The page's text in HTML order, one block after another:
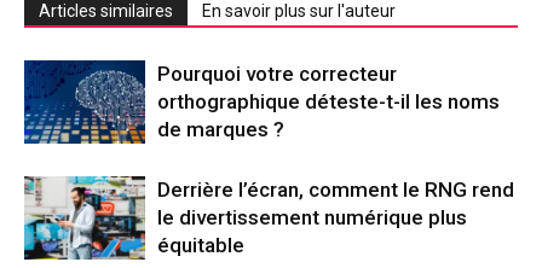
Articles similaires En savoir plus sur l'auteur
Pourquoi votre correcteur
orthographique déteste-t-il les noms
de marques ?
Derrière l’écran, comment le RNG rend
le divertissement numérique plus
équitable